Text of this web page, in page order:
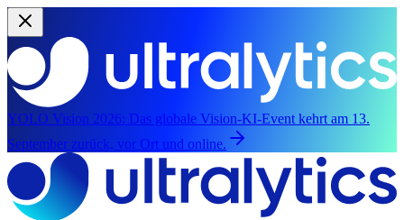
YOLO Vision 2026: Das globale Vision-KI-Event kehrt am 13.
September zurück, vor Ort und online.